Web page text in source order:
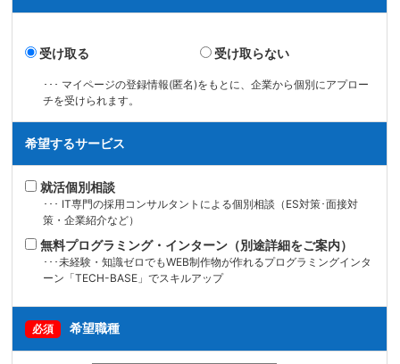
受け取る 受け取らない
･･･ マイページの登録情報(匿名)をもとに、企業から個別にアプロー
チを受けられます。
希望するサービス
就活個別相談
･･･ IT専門の採用コンサルタントによる個別相談（ES対策･面接対
策・企業紹介など）
無料プログラミング・インターン（別途詳細をご案内）
･･･未経験・知識ゼロでもWEB制作物が作れるプログラミングインタ
ーン「TECH-BASE」でスキルアップ
必須 希望職種